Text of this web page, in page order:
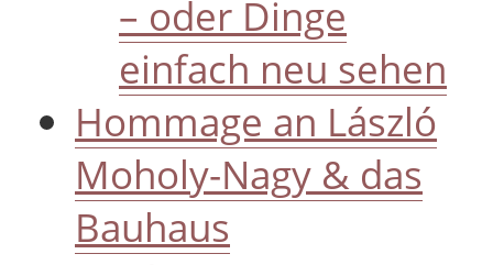
– oder Dinge
einfach neu sehen
Hommage an László
Moholy-Nagy & das
Bauhaus